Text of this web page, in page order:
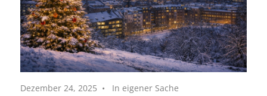
Dezember 24, 2025 In eigener Sache